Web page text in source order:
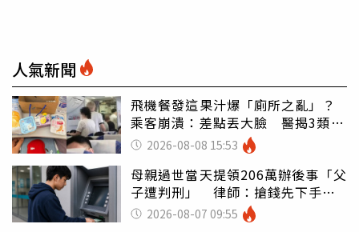
人氣新聞
飛機餐發這果汁爆「廁所之亂」？
乘客崩潰：差點丟大臉 醫揭3類人
別亂喝
2026-08-08 15:53
母親過世當天提領206萬辦後事「父
子遭判刑」 律師：搶錢先下手是
罪 2026-08-07 09:55